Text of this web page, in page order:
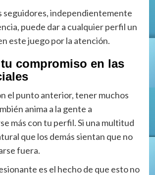
seguidores, independientemente
puede dar a cualquier perfil un
este juego por la atención.
compromiso en las
el punto anterior, tener muchos
anima a la gente a
más con tu perfil. Si una multitud
que los demás sientan que no
fuera.
es el hecho de que esto no